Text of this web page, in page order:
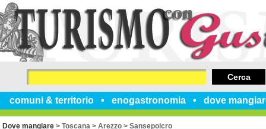
comuni & territorio enogastronomia dove
Cerca
Dove mangiare > Toscana > Arezzo > Sansepolcro